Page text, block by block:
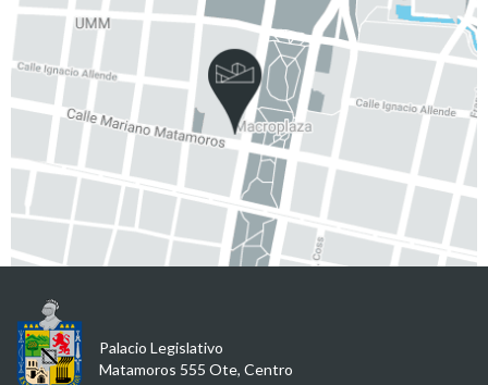
Palacio Legislativo
Matamoros 555 Ote, Centro